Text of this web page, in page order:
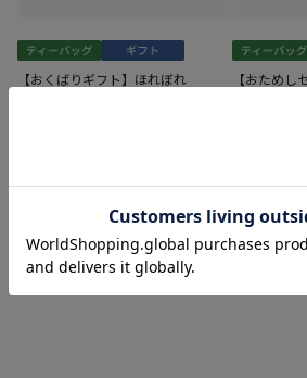
【おくばりギフト】ほれぼれ
【おため
1
THE ITOEN JAPANESE TEA STORE